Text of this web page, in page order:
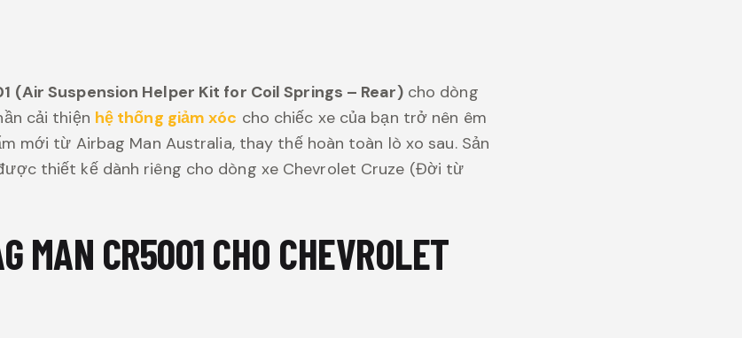
(Air Suspension Helper Kit for Coil Springs – Rear)cho dòng
cải thiện hệ thống giảm xóc cho chiếc xe của bạn trở nên êm
mới từ Airbag Man Australia, thay thế hoàn toàn lò xo sau. Sản
thiết kế dành riêng cho dòng xe Chevrolet Cruze (Đời từ
MAN CR5001 CHO CHEVROLET